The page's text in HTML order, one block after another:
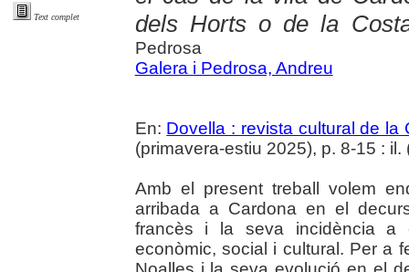
Text complet
dels Horts o de la
Pedrosa
Galera i Pedrosa, Andreu
En: Dovella : revista cultural de la
(primavera-estiu 2025), p. 8-15 : il.
Amb el present treball volem
arribada a Cardona en el
francès i la seva incidència
econòmic, social i cultural. Per a